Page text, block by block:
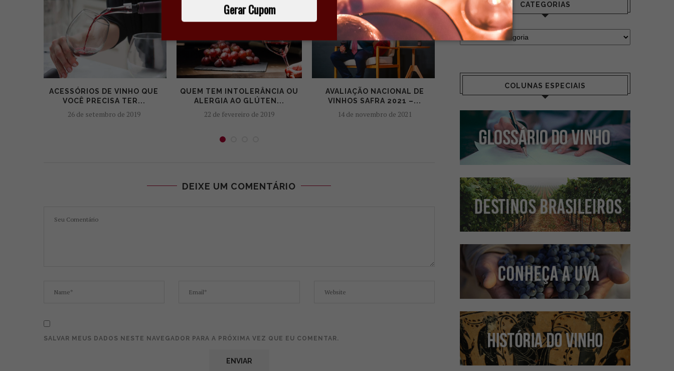
Gerar Cupom
ACESSÓRIOS DE VINHO QUE
VOCÊ PRECISA TER...
26 de setembro de 2019
QUEM TEM INTOLERÂNCIA OU
ALERGIA AO GLÚTEN...
22 de fevereiro de 2019
AVALIAÇÃO NACIONAL DE
VINHOS SAFRA 2021 –...
14 de novembro de 2021 14 de julho de 2022
DEIXE UM COMENTÁRIO
SALVAR MEUS DADOS NESTE NAVEGADOR PARA A PRÓXIMA VEZ QUE EU COMENTAR.
CATEGORIAS
COLUNAS ESPECIAIS